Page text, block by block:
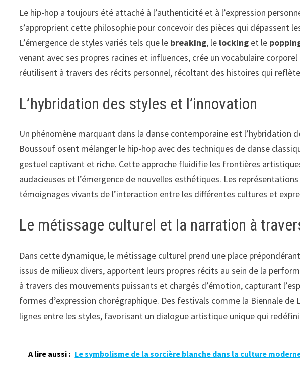
Le hip-hop a toujours été attaché à l’authenticité et à l’expression
s’approprient cette philosophie pour concevoir des pièces qui dépassent
L’émergence de styles variés tels que le breaking, le locking et le
venant avec ses propres racines et influences, crée un vocabulaire
réutilisent à travers des récits personnel, récoltant des histoires qui
L’hybridation des styles et l’innovation
Un phénomène marquant dans la danse contemporaine est l’hybridation
Boussouf osent mélanger le hip-hop avec des techniques de danse
gestuel captivant et riche. Cette approche fluidifie les frontières
audacieuses et l’émergence de nouvelles esthétiques. Les
témoignages vivants de l’interaction entre les différentes cultures et
Le métissage culturel et la narration à
Dans cette dynamique, le métissage culturel prend une place
issus de milieux divers, apportent leurs propres récits au sein de la
à travers des mouvements puissants et chargés d’émotion, capturant
formes d’expression chorégraphique. Des festivals comme la Biennale
lignes entre les styles, favorisant un dialogue artistique unique qui
A lire aussi : Le symbolisme de la sorcière blanche dans la culture